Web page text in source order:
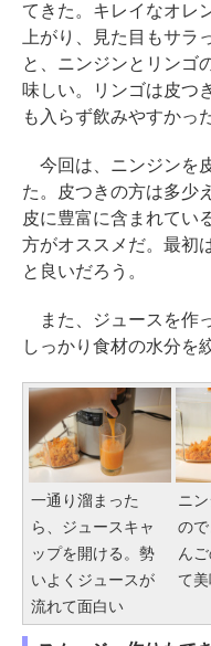
てきた。キレイなオレ
上がり、見た目もサラ
と、ニンジンとリンゴ
味しい。リンゴは皮つ
も入らず飲みやすかっ
今回は、ニンジンを
た。皮つきの方は多少
皮に豊富に含まれてい
方がオススメだ。最初
と良いだろう。
また、ジュースを作
しっかり食材の水分を
一通り溜まった
ら、ジュースキャ
ップを開ける。勢
いよくジュースが
流れて面白い
ニ
の
ん
て